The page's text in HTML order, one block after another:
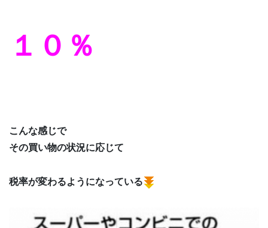
１０％
こんな感じで
その買い物の状況に応じて
税率が変わるようになっている